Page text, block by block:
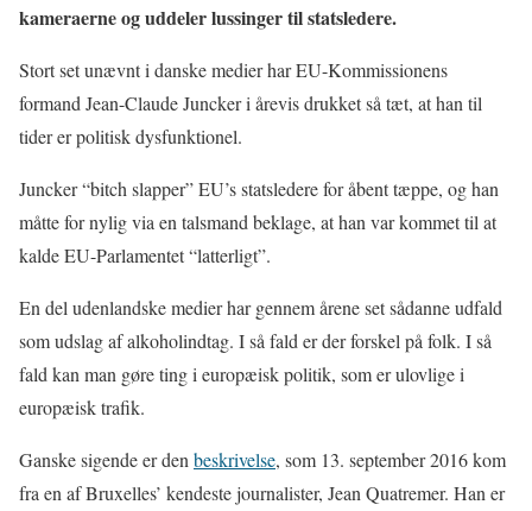
kameraerne og uddeler lussinger til statsledere.
Stort set unævnt i danske medier har EU-Kommissionens
formand Jean-Claude Juncker i årevis drukket så tæt, at han til
tider er politisk dysfunktionel.
Juncker “bitch slapper” EU’s statsledere for åbent tæppe, og han
måtte for nylig via en talsmand beklage, at han var kommet til at
kalde EU-Parlamentet “latterligt”.
En del udenlandske medier har gennem årene set sådanne udfald
som udslag af alkoholindtag. I så fald er der forskel på folk. I så
fald kan man gøre ting i europæisk politik, som er ulovlige i
europæisk trafik.
Ganske sigende er den beskrivelse, som 13. september 2016 kom
fra en af Bruxelles’ kendeste journalister, Jean Quatremer. Han er